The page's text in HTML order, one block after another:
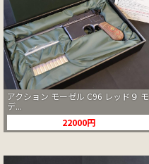
アクション モーゼル C96 レッド９ モ
デ...
22000円